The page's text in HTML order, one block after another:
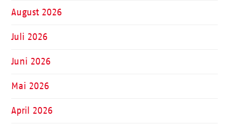
August 2026
Juli 2026
Juni 2026
Mai 2026
April 2026